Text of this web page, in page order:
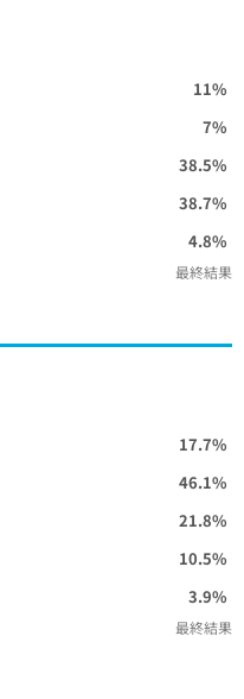
11%
7%
38.5%
38.7%
4.8%
最終結果
17.7%
46.1%
21.8%
10.5%
3.9%
最終結果